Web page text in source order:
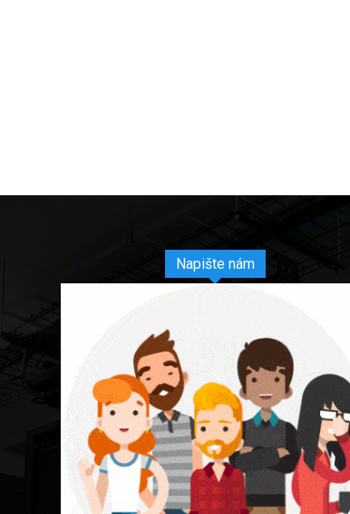
Napište nám